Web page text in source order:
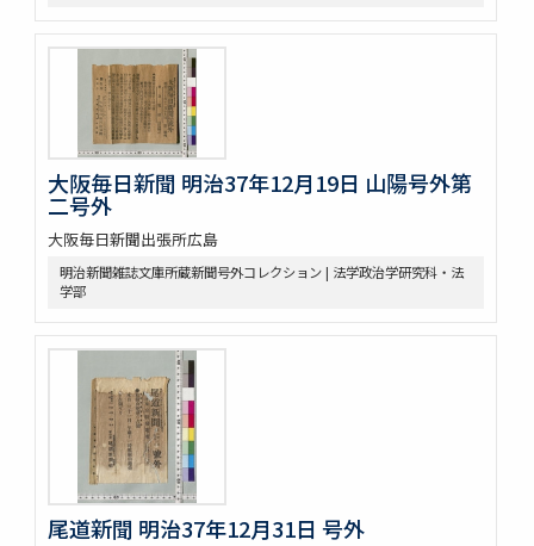
大阪毎日新聞 明治37年12月19日 山陽号外第
二号外
大阪毎日新聞出張所広島
明治新聞雑誌文庫所蔵新聞号外コレクション | 法学政治学研究科・法
学部
尾道新聞 明治37年12月31日 号外